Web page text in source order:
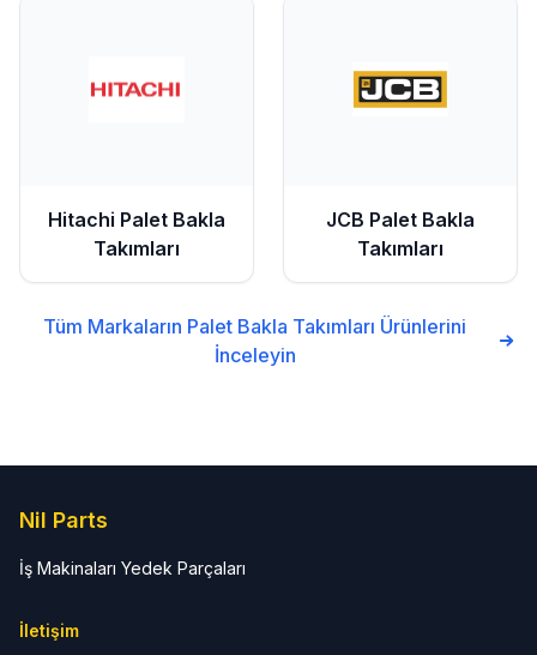
Hitachi Palet Bakla
Takımları
JCB Palet Bakla
Takımları
Tüm Markaların Palet Bakla Takımları Ürünlerini
İnceleyin
Nil Parts
İş Makinaları Yedek Parçaları
İletişim